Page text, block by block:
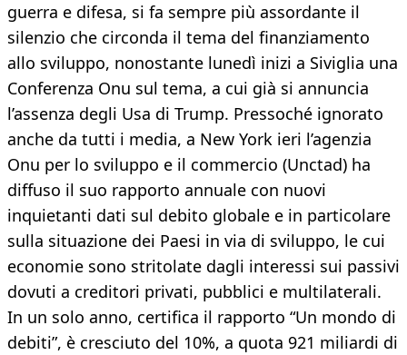
guerra e difesa, si fa sempre più assordante il
silenzio che circonda il tema del finanziamento
allo sviluppo, nonostante lunedì inizi a Siviglia una
Conferenza Onu sul tema, a cui già si annuncia
l’assenza degli Usa di Trump. Pressoché ignorato
anche da tutti i media, a New York ieri l’agenzia
Onu per lo sviluppo e il commercio (Unctad) ha
diffuso il suo rapporto annuale con nuovi
inquietanti dati sul debito globale e in particolare
sulla situazione dei Paesi in via di sviluppo, le cui
economie sono stritolate dagli interessi sui passivi
dovuti a creditori privati, pubblici e multilaterali.
In un solo anno, certifica il rapporto “Un mondo di
debiti”, è cresciuto del 10%, a quota 921 miliardi di